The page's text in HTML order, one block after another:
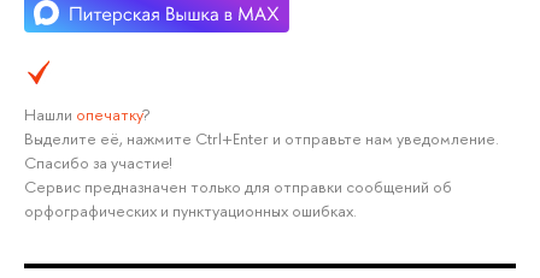
Нашли опечатку?
Выделите её, нажмите Ctrl+Enter и отправьте нам уведомление.
Спасибо за участие!
Сервис предназначен только для отправки сообщений об
орфографических и пунктуационных ошибках.